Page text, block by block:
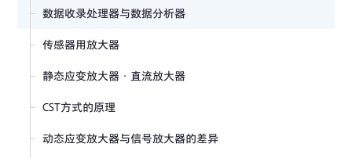
数据收录处理器与数据分析器
传感器用放大器
静态应变放大器·直流放大器
CST方式的原理
动态应变放大器与信号放大器的差异